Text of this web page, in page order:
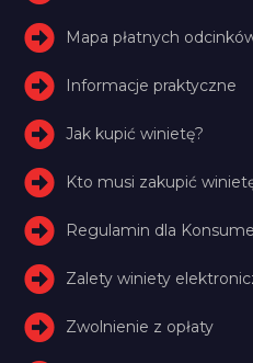
Mapa płatnych
Informacje praktyczne
Jak kupić winietę?
Kto musi zakupić
Regulamin dla
Zalety winiety
Zwolnienie z opłaty